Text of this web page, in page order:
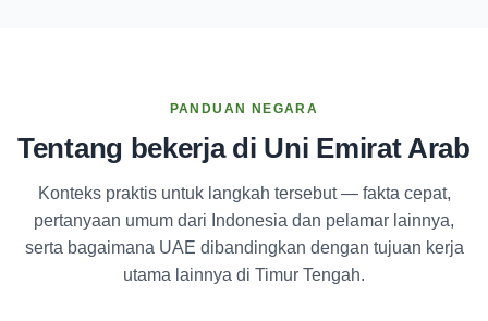
PANDUAN NEGARA
Tentang bekerja di Uni Emirat Arab
Konteks praktis untuk langkah tersebut — fakta cepat,
pertanyaan umum dari Indonesia dan pelamar lainnya,
serta bagaimana UAE dibandingkan dengan tujuan kerja
utama lainnya di Timur Tengah.